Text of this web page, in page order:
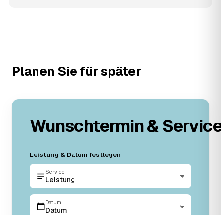
Planen Sie für später
Wunschtermin &
Leistung & Datum festlegen
Service
Leistung
Datum
Datum